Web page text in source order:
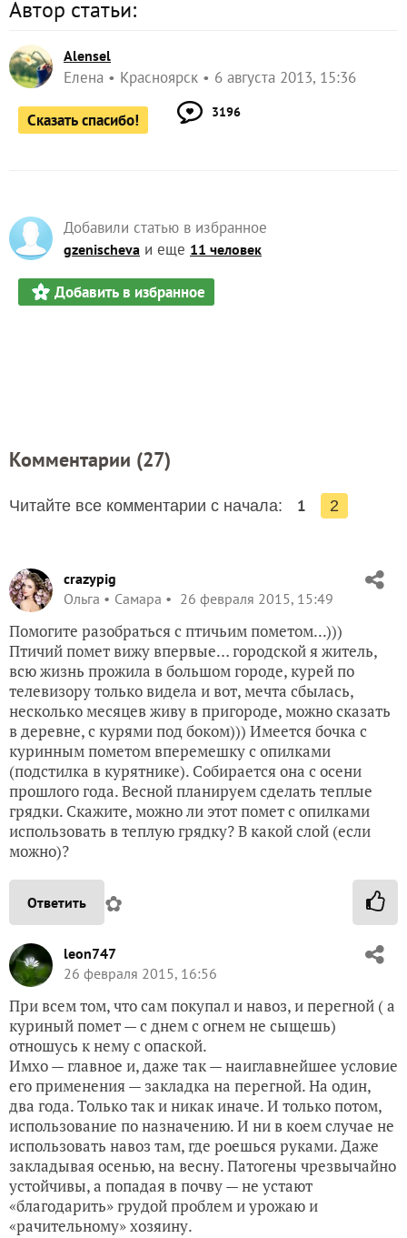
Автор статьи:
Alensel
Елена Красноярск 6 августа 2013, 15:36
Сказать спасибо! 3196
Добавили статью в избранное
gzenischeva и еще 11 человек
Добавить в избранное
Комментарии (27)
Читайте все комментарии с начала: 1 2
crazypig
Ольга
Самара 26 февраля 2015, 15:49
Помогите разобраться с птичьим пометом...)))
Птичий помет вижу впервые… городской я житель,
всю жизнь прожила в большом городе, курей по
телевизору только видела и вот, мечта сбылась,
несколько месяцев живу в пригороде, можно сказать
в деревне, с курями под боком))) Имеется бочка с
куринным пометом вперемешку с опилками
(подстилка в курятнике). Собирается она с осени
прошлого года. Весной планируем сделать теплые
грядки. Скажите, можно ли этот помет с опилками
использовать в теплую грядку? В какой слой (если
можно)?
Ответить ✿
leon747
26 февраля 2015, 16:56
При всем том, что сам покупал и навоз, и перегной ( а
куриный помет — с днем с огнем не сыщешь)
отношусь к нему с опаской.
Имхо — главное и, даже так — наиглавнейшее условие
его применения — закладка на перегной. На один,
два года. Только так и никак иначе. И только потом,
использование по назначению. И ни в коем случае не
использовать навоз там, где роешься руками. Даже
закладывая осенью, на весну. Патогены чрезвычайно
устойчивы, а попадая в почву — не устают
«благодарить» грудой проблем и урожаю и
«рачительному» хозяину.